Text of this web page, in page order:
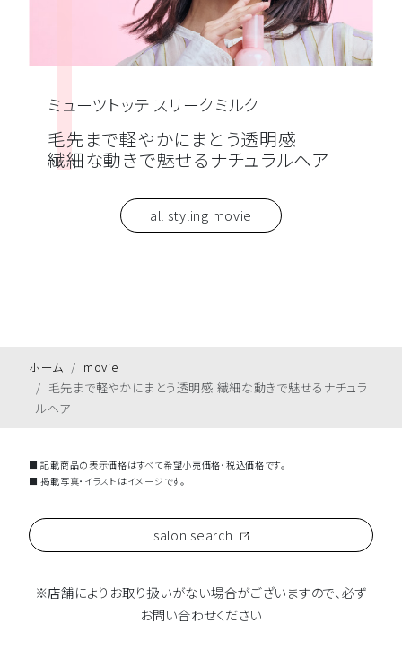
ミューツトッテ スリークミルク
毛先まで軽やかにまとう透明感
繊細な動きで魅せるナチュラルヘア
all styling movie
ホーム
movie
毛先まで軽やかにまとう透明感 繊細な動きで魅せるナチュラ
ルヘア
■ 記載商品の表示価格はすべて希望小売価格・税込価格です。
■ 掲載写真・イラストはイメージです。
salon search
※店舗によりお取り扱いがない場合がございますので、必ず
お問い合わせください